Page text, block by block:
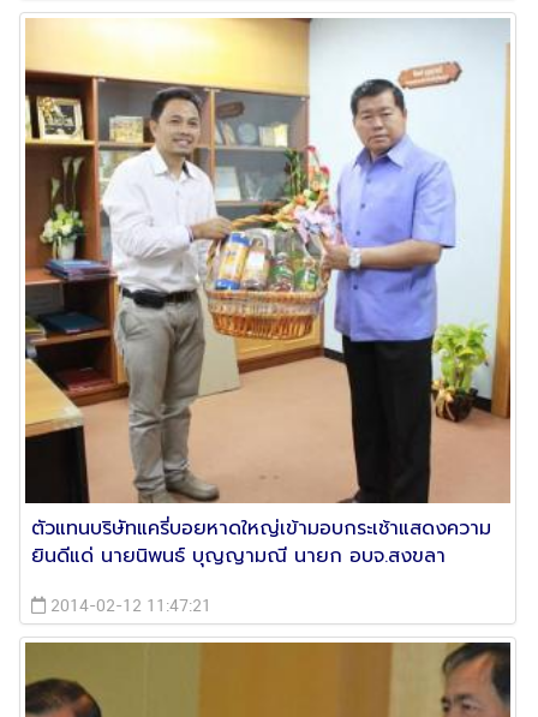
ตัวแทนบริษัทแครี่บอยหาดใหญ่เข้ามอบกระเช้าแสดงความ
ยินดีแด่ นายนิพนธ์ บุญญามณี นายก อบจ.สงขลา
2014-02-12 11:47:21